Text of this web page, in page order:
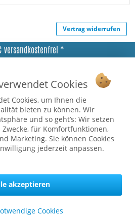
Vertrag widerrufen
versandkostenfrei *
inkl. gesetzl. Mehrwertsteuer zzgl.
.
gmbh - Alle Rechte vorbehalten
in unserem Onlineshop
Cookies
Cookies, um Ihnen die
bieten zu können. Wir
und so geht’s: Wir setzen
für Komfortfunktionen,
Marketing. Sie können Cookies
jederzeit anpassen.
Cookies
akzeptieren